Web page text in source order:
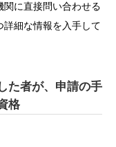
関に直接問い合わせる
細な情報を入手して
た者が、申請の手
格